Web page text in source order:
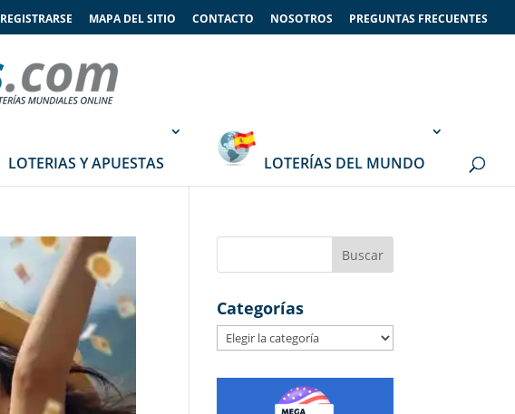
REGISTRARSE MAPA DEL SITIO CONTACTO NOSOTROS PREGUNTAS FRECUENTES
LOTERIAS Y APUESTAS LOTERÍAS DEL MUNDO
Categorías
Categorías